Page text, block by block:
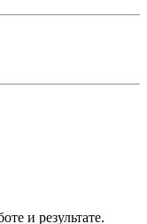
и результате.